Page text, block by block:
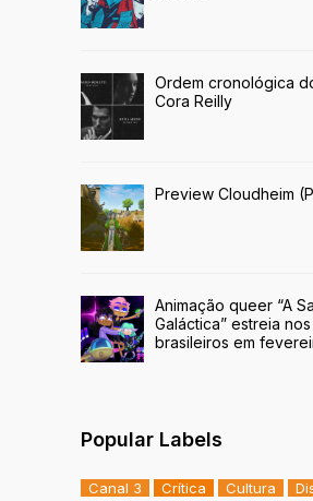
Ordem cronológica
Cora Reilly
Preview Cloudheim
Animação queer “A
Galáctica” estreia
brasileiros em
Popular Labels
Canal 3 Crítica Cultura